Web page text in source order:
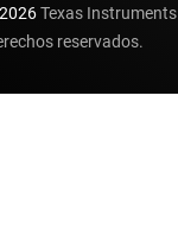
2026Texas Instruments
reservados.